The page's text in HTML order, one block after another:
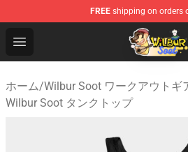
FREE shipping on orders
Open menu
Wilbur Soot Shop - Official
ホーム/Wilbur Soot ワークアウトギ
Wilbur Soot タンクトップ